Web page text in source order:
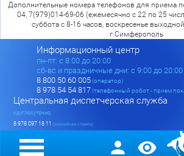
Дополнительные номера телефонов для приема
04, 7(979)014-69-06 (ежемесячно с 22 по 25
суббота с 8-16 часов, воскресенье
г.Симферополь
Информационный центр
пн-пт: c 8:00 до 20:00
сб-вс и праздничные дни: с 9:00 до 20:00
8 800 50 60 005(оператор)
8 978 54 54 817(телефонный робот - прием
Центральная диспетчерская служба
круглосуточно
8 978 097 18 11 (аварийная служба)